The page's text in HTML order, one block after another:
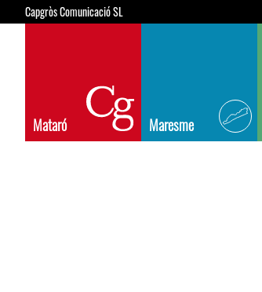
Capgròs Comunicació SL
Mataró Maresme